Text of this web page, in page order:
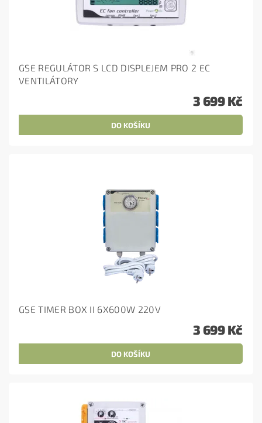
GSE REGULÁTOR S LCD DISPLEJEM PRO 2 EC
VENTILÁTORY
3 699 Kč
GSE TIMER BOX II 6X600W 220V
3 699 Kč